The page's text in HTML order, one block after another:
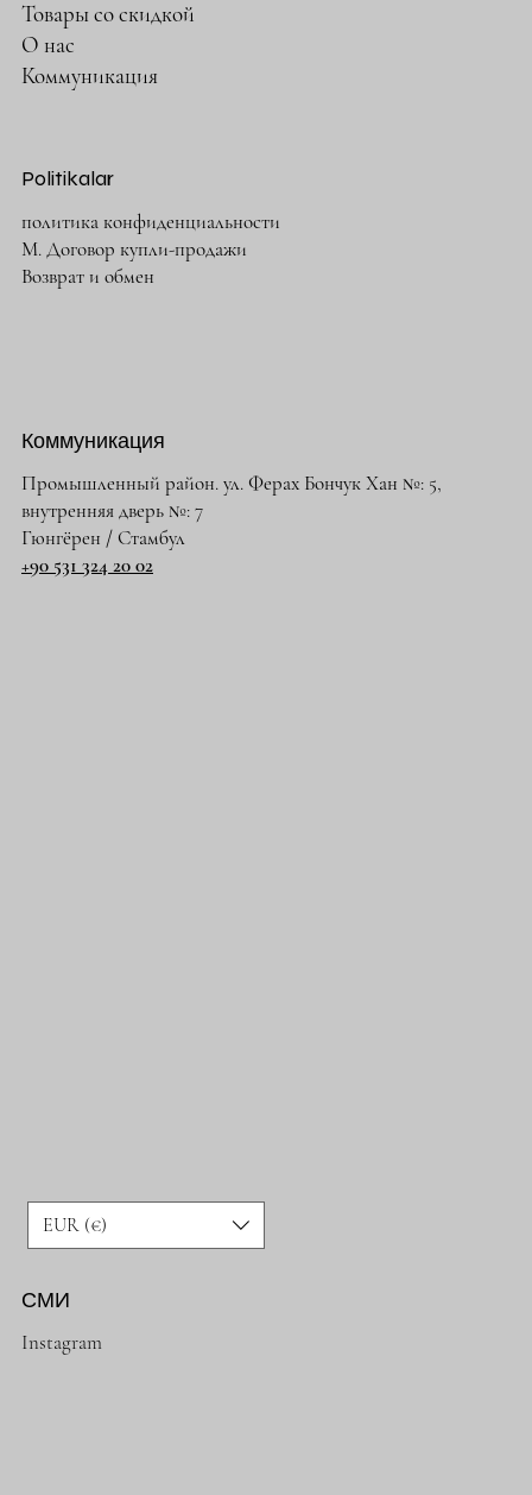
Товары со скидкой
О нас
Коммуникация
Politikalar
политика конфиденциальности
М. Договор купли-продажи
Возврат и обмен
Коммуникация
Промышленный район. ул. Ферах Бончук Хан №: 5,
внутренняя дверь №: 7
Гюнгёрен / Стамбул
+90 531 324 20 02
EUR (€)
СМИ
Instagram